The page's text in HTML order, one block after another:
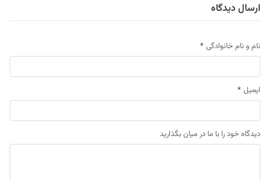
ارسال دیدگاه
نام و نام خانوادگی *
ایمیل *
دیدگاه خود را با ما در میان بگذارید